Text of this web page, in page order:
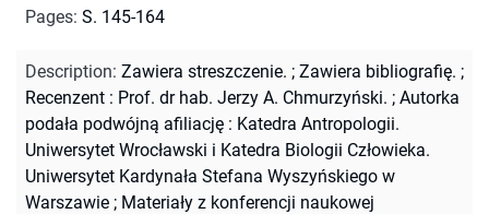
Pages: S. 145-164
Description: Zawiera streszczenie. ; Zawiera bibliografię. ;
Recenzent : Prof. dr hab. Jerzy A. Chmurzyński. ; Autorka
podała podwójną afiliację : Katedra Antropologii.
Uniwersytet Wrocławski i Katedra Biologii Człowieka.
Uniwersytet Kardynała Stefana Wyszyńskiego w
Warszawie ; Materiały z konferencji naukowej